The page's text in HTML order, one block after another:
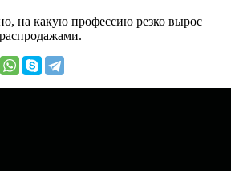
на какую профессию резко вырос